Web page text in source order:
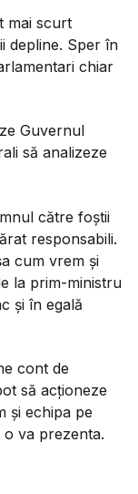
mai scurt
depline. Sper în
chiar
Guvernul
să analizeze
către foștii
responsabili.
cum vrem și
la prim-ministru
și în egală
cont de
să acționeze
și echipa pe
va prezenta.